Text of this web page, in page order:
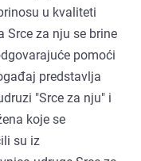
u kvaliteti
Srce za nju se brine
pomoći
predstavlja
"Srce za nju" i
koje se
su iz